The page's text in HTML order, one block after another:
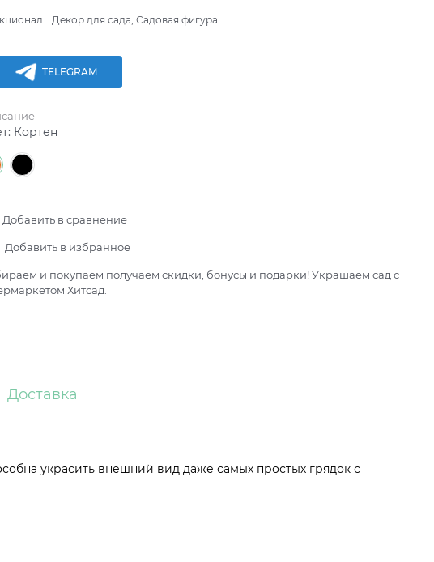
Декор для сада, Садовая фигура
TELEGRAM
Кортен
Добавить в сравнение
Добавить в избранное
и покупаем получаем скидки, бонусы и подарки! Украшаем сад с
Хитсад.
Доставка
украсить внешний вид даже самых простых грядок с